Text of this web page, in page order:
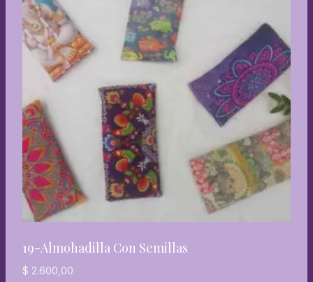
19-Almohadilla Con Semillas
$ 2.600,00